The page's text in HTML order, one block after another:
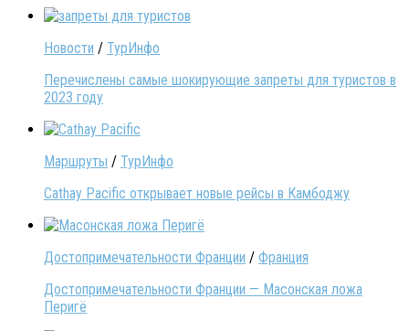
Новости / ТурИнфо
Перечислены самые шокирующие запреты для туристов в
2023 году
Маршруты / ТурИнфо
Cathay Pacific открывает новые рейсы в Камбоджу
Достопримечательности Франции / Франция
Достопримечательности Франции — Масонская ложа
Перигё